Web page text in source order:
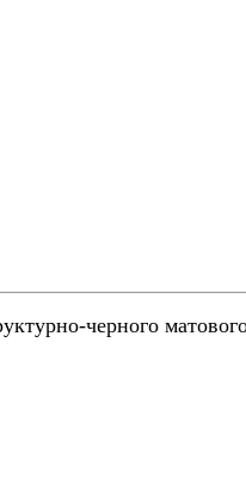
черного